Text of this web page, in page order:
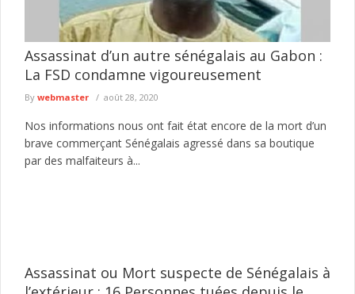
Assassinat d’un autre sénégalais au Gabon :
La FSD condamne vigoureusement
By webmaster août 28, 2020
Nos informations nous ont fait état encore de la mort d’un
brave commerçant Sénégalais agressé dans sa boutique
par des malfaiteurs à...
Assassinat ou Mort suspecte de Sénégalais à